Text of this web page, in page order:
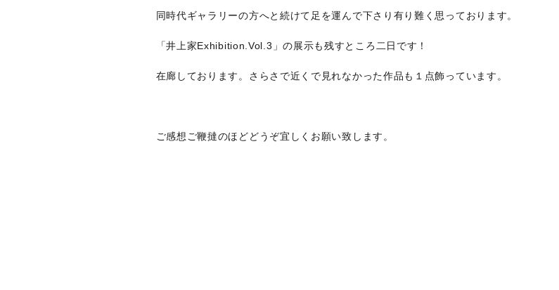
同時代ギャラリーの方へと続けて足を運んで下さり有り難く思っております。
「井上家Exhibition.Vol.3」の展示も残すところ二日です！
在廊しております。さらさで近くで見れなかった作品も１点飾っています。
ご感想ご鞭撻のほどどうぞ宜しくお願い致します。